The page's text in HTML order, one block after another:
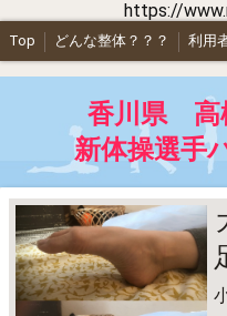
https://
Top どんな整体？？？ 利用
香川県 高
新体操選手